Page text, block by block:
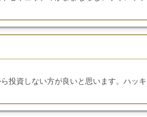
投資しない方が良いと思います。ハッ